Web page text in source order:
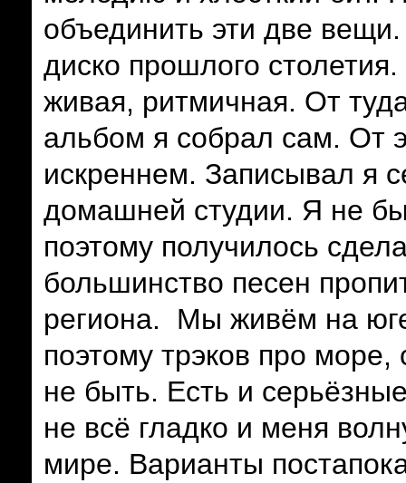
объединить эти две
диско прошлого
живая, ритмичная. От
альбом я собрал сам. От
искреннем. Записывал я
домашней студии. Я не
поэтому получилось
большинство песен
региона. Мы живём на
поэтому трэков про море,
не быть. Есть и
не всё гладко и меня
мире. Варианты